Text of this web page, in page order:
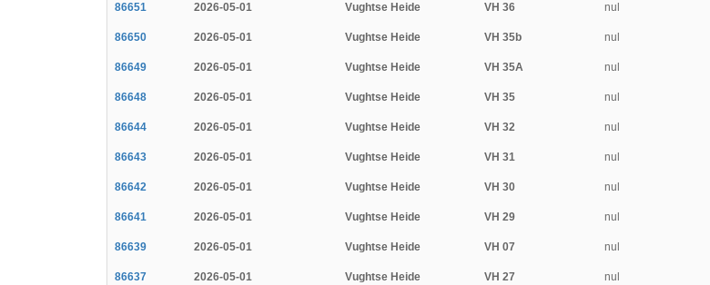
86651 2026-05-01 Vughtse Heide VH 36 nul
86650 2026-05-01 Vughtse Heide VH 35b nul
86649 2026-05-01 Vughtse Heide VH 35A nul
86648 2026-05-01 Vughtse Heide VH 35 nul
86644 2026-05-01 Vughtse Heide VH 32 nul
86643 2026-05-01 Vughtse Heide VH 31 nul
86642 2026-05-01 Vughtse Heide VH 30 nul
86641 2026-05-01 Vughtse Heide VH 29 nul
86639 2026-05-01 Vughtse Heide VH 07 nul
86637 2026-05-01 Vughtse Heide VH 27 nul